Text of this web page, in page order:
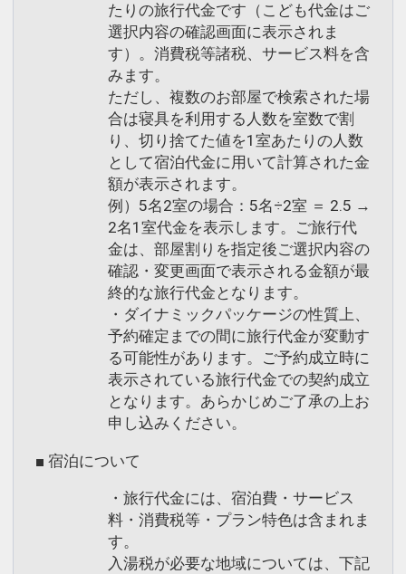
※旅行代金に含まれます。
「食事なしプラン」と「朝食付プラン」
をご用意しています。
●「食事なしプラン」と「朝食付プラ
ン」を掲載しています。
※ご覧のページがどちらかを【食事条
の項目でご確認のうえ、予約にお進
み下さい。
設定期間：2026年4月1日～2026年9月
インターネットコース番号：DP-1-
17428279
たりの旅行代金です（こども代金はご
選択内容の確認画面に表示されま
す）。消費税等諸税、サービス料を含
みます。
ただし、複数のお部屋で検索された場
合は寝具を利用する人数を室数で割
り、切り捨てた値を1室あたりの人数
として宿泊代金に用いて計算された金
額が表示されます。
例）5名2室の場合：5名÷2室 ＝ 2.5 →
2名1室代金を表示します。ご旅行代
金は、部屋割りを指定後ご選択内容の
確認・変更画面で表示される金額が最
終的な旅行代金となります。
・ダイナミックパッケージの性質上、
予約確定までの間に旅行代金が変動す
る可能性があります。ご予約成立時に
表示されている旅行代金での契約成立
となります。あらかじめご了承の上お
申し込みください。
■ 宿泊について
・旅行代金には、宿泊費・サービス
料・消費税等・プラン特色は含まれま
す。
入湯税が必要な地域については、下記